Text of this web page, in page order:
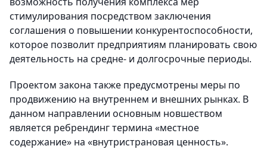
стимулирования посредством заключения
соглашения о повышении конкурентоспособности,
которое позволит предприятиям планировать свою
деятельность на средне- и долгосрочные периоды.
Проектом закона также предусмотрены меры по
продвижению на внутреннем и внешних рынках. В
данном направлении основным новшеством
является ребрендинг термина «местное
содержание» на «внутристрановая ценность».